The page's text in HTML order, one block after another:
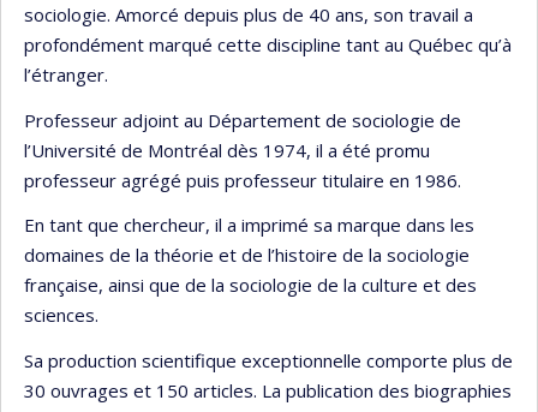
sociologie. Amorcé depuis plus de 40 ans, son travail a
profondément marqué cette discipline tant au Québec qu’à
l’étranger.
Professeur adjoint au Département de sociologie de
l’Université de Montréal dès 1974, il a été promu
professeur agrégé puis professeur titulaire en 1986.
En tant que chercheur, il a imprimé sa marque dans les
domaines de la théorie et de l’histoire de la sociologie
française, ainsi que de la sociologie de la culture et des
sciences.
Sa production scientifique exceptionnelle comporte plus de
30 ouvrages et 150 articles. La publication des biographies